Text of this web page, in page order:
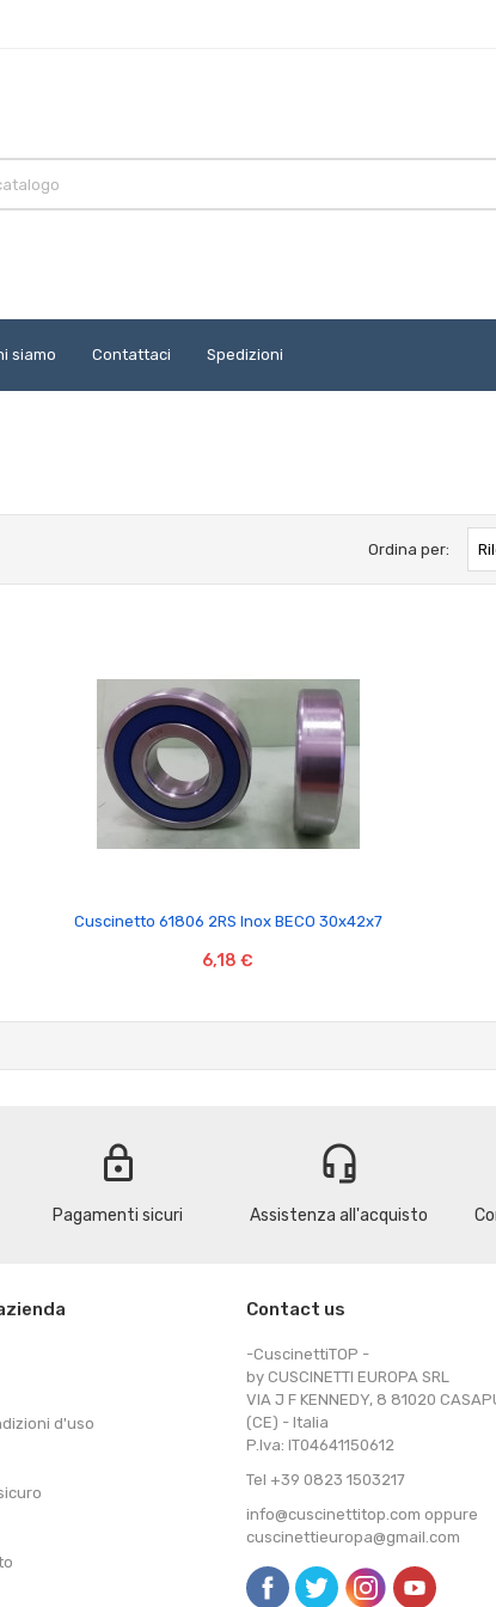
siamo Contattaci Spedizioni
Ordina per:

Cuscinetto 61806 2RS Inox BECO 30x42x7
6,18 €
lock
Pagamenti sicuri
headset_mic
Assistenza all'acquisto
d'uso
Contact us
-CuscinettiTOP -
by CUSCINETTI EUROPA SRL
VIA J F KENNEDY, 8 81020
(CE) - Italia
P.Iva: IT04641150612
Tel +39 0823 1503217
info@cuscinettitop.com oppure
cuscinettieuropa@gmail.com